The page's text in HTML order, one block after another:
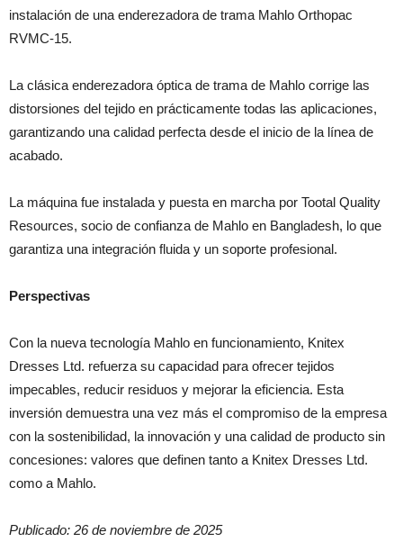
instalación de una enderezadora de trama Mahlo Orthopac
RVMC-15.
La clásica enderezadora óptica de trama de Mahlo corrige las
distorsiones del tejido en prácticamente todas las aplicaciones,
garantizando una calidad perfecta desde el inicio de la línea de
acabado.
La máquina fue instalada y puesta en marcha por Tootal Quality
Resources, socio de confianza de Mahlo en Bangladesh, lo que
garantiza una integración fluida y un soporte profesional.
Perspectivas
Con la nueva tecnología Mahlo en funcionamiento, Knitex
Dresses Ltd. refuerza su capacidad para ofrecer tejidos
impecables, reducir residuos y mejorar la eficiencia. Esta
inversión demuestra una vez más el compromiso de la empresa
con la sostenibilidad, la innovación y una calidad de producto sin
concesiones: valores que definen tanto a Knitex Dresses Ltd.
como a Mahlo.
Publicado: 26 de noviembre de 2025